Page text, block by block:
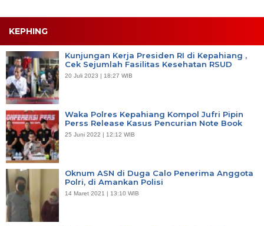
KEPHING
Kunjungan Kerja Presiden RI di Kepahiang ,
Cek Sejumlah Fasilitas Kesehatan RSUD
20 Juli 2023 | 18:27 WIB
Waka Polres Kepahiang Kompol Jufri Pipin
Perss Release Kasus Pencurian Note Book
25 Juni 2022 | 12:12 WIB
Oknum ASN di Duga Calo Penerima Anggota
Polri, di Amankan Polisi
14 Maret 2021 | 13:10 WIB